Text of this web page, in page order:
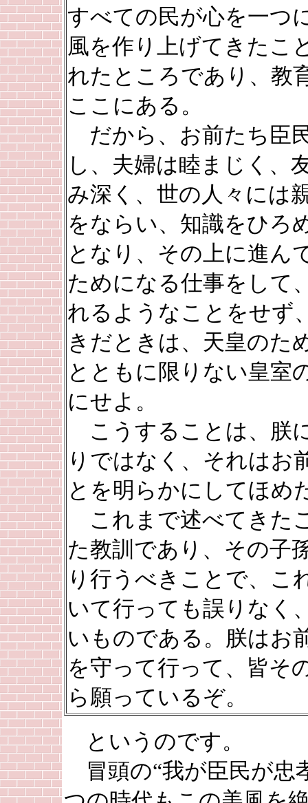
すべての民が心を一つ
風を作り上げてきたこ
れたところであり、教
ここにある。
だから、お前たち臣
し、夫婦は睦まじく、
み深く、世の人々には
をならい、知識をひろ
となり、その上に進ん
ためになる仕事をして
れるようなことをせず
きだときは、天皇のた
とともに限りない皇室
にせよ。
こうすることは、朕
りではなく、それはお
とを明らかにしてほめ
これまで述べてきた
た教訓であり、その子
り行うべきことで、こ
いて行っても誤りなく
いものである。朕はお
を守って行って、皆そ
ら願っているぞ。
というのです。
冒頭の“我が臣民が忠